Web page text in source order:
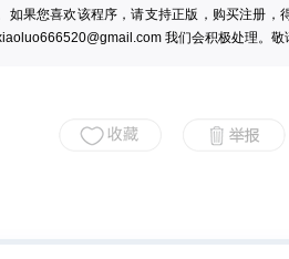
如果您喜欢该程序，请支持正版，购买注册，
我们会积极处理。敬